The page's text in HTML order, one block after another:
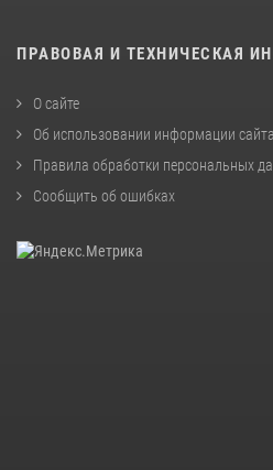
ПРАВОВАЯ И ТЕХНИЧЕСКАЯ
О сайте
Об использовании информации сайта
Правила обработки персональных
Сообщить об ошибках